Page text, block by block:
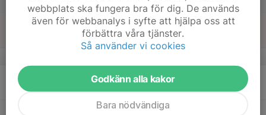
20
Mån
webbplats ska fungera bra för dig. De används
även för webbanalys i syfte att hjälpa oss att
förbättra våra tjänster.
Så använder vi cookies
Godkänn alla kakor
Bara nödvändiga